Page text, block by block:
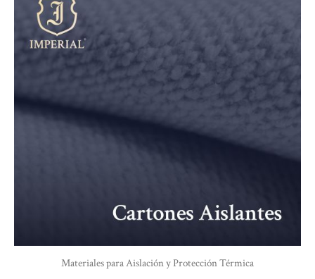
Materiales para Aislación y Protección Térmica